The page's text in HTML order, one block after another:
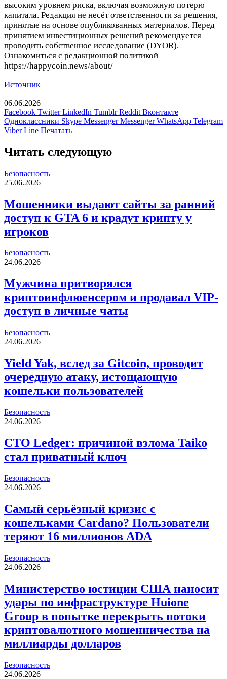
высоким уровнем риска, включая возможную потерю
капитала. Редакция не несёт ответственности за решения,
принятые на основе опубликованных материалов. Перед
принятием инвестиционных решений рекомендуется
проводить собственное исследование (DYOR).
Ознакомиться с редакционной политикой
https://happycoin.news/about/
Источник
06.06.2026
Facebook Twitter LinkedIn Tumblr Reddit Вконтакте
Одноклассники Skype Messenger Messenger WhatsApp Telegram
Viber Line Печатать
Читать следующую
Безопасность
25.06.2026
Мошенники выдают сайты за ранний
доступ к GTA 6 и крадут крипту у
игроков
Безопасность
24.06.2026
Мужчина притворялся
криптоинфлюенсером и продавал VIP-
доступ в личные чаты
Безопасность
24.06.2026
Yield Yak, вслед за Gitcoin, проводит
очередную атаку, истощающую
кошельки пользователей
Безопасность
24.06.2026
CTO Ledger: причиной взлома Taiko
стал приватный ключ
Безопасность
24.06.2026
Самый серьёзный кризис с
кошельками Cardano? Пользователи
теряют 16 миллионов ADA
Безопасность
24.06.2026
Министерство юстиции США наносит
удары по инфраструктуре Huione
Group в попытке перекрыть потоки
криптовалютного мошенничества на
миллиарды долларов
Безопасность
24.06.2026